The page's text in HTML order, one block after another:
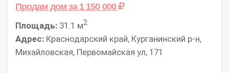
Продам домза 1 150 000
Площадь: 31.1 м2
Адрес: Краснодарский край, Курганинский р-н,
Михайловская, Первомайская ул, 171